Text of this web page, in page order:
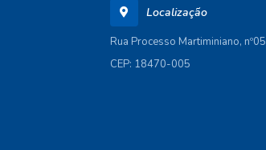
Localização
Rua Processo Martiminiano, nº05
CEP: 18470-005